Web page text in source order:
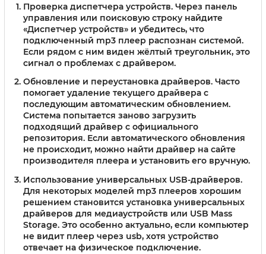
Проверка диспетчера устройств. Через панель
управления или поисковую строку найдите
«Диспетчер устройств» и убедитесь, что
подключенный mp3 плеер распознан системой.
Если рядом с ним виден жёлтый треугольник, это
сигнал о проблемах с драйвером.
Обновление и переустановка драйверов. Часто
помогает удаление текущего драйвера с
последующим автоматическим обновлением.
Система попытается заново загрузить
подходящий драйвер с официального
репозитория. Если автоматического обновления
не происходит, можно найти драйвер на сайте
производителя плеера и установить его вручную.
Использование универсальных USB-драйверов.
Для некоторых моделей mp3 плееров хорошим
решением становится установка универсальных
драйверов для медиаустройств или USB Mass
Storage. Это особенно актуально, если компьютер
не видит плеер через usb, хотя устройство
отвечает на физическое подключение.